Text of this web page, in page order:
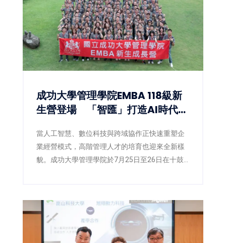
成功大學管理學院EMBA 118級新
生營登場 「智匯」打造AI時代數
當人工智慧、數位科技與跨域協作正快速重塑企
業經營模式，高階管理人才的培育也迎來全新樣
貌。成功大學管理學院於7月25日至26日在十鼓
意與智慧的交流融合。活動結合管理思維、數位
科技、實境體驗及跨屆共學，透過沉浸式互動設
計，引領新生正式展開EMBA學習旅程，也展現
成功大學管理學院持續創新管理教育、接軌AI時